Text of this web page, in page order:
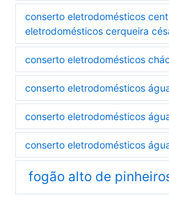
conserto eletrodomésticos
eletrodomésticos cerqueira
conserto eletrodomésticos
conserto eletrodomésticos
conserto eletrodomésticos
conserto eletrodomésticos
fogão alto de